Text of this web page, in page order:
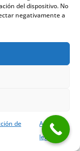
del dispositivo. No
negativamente a
de
Aviso
legal